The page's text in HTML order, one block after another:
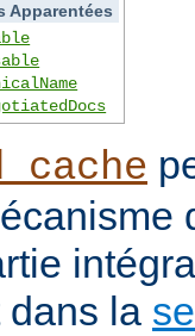
Apparentées
dans la